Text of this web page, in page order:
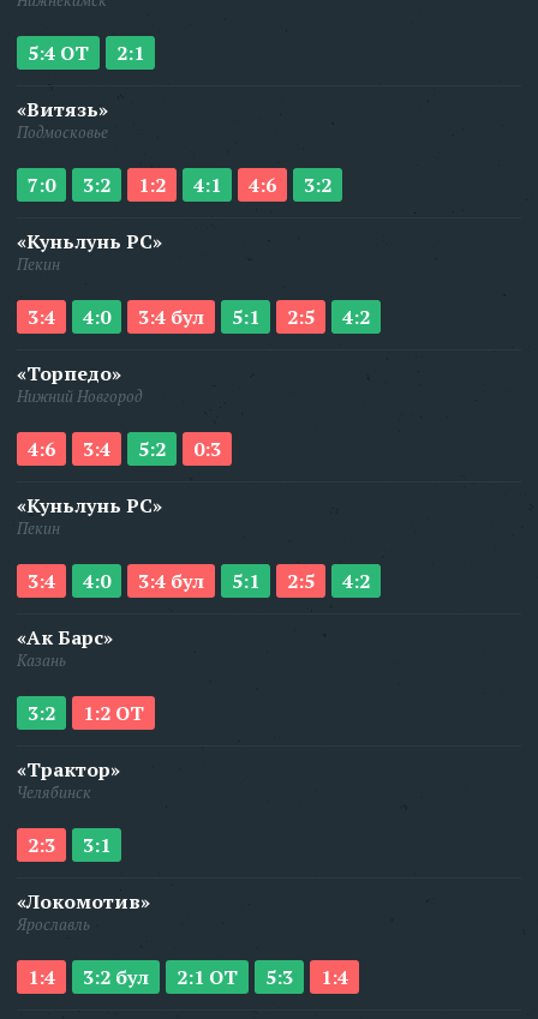
5:4 ОТ 2:1
«Витязь»
Подмосковье
7:0 3:2 1:2 4:1 4:6 3:2
«Куньлунь РС»
Пекин
3:4 4:0 3:4 бул 5:1 2:5 4:2
«Торпедо»
Нижний Новгород
4:6 3:4 5:2 0:3
«Куньлунь РС»
Пекин
3:4 4:0 3:4 бул 5:1 2:5 4:2
«Ак Барс»
Казань
3:2 1:2 ОТ
«Трактор»
Челябинск
2:3 3:1
«Локомотив»
Ярославль
1:4 3:2 бул 2:1 ОТ 5:3 1:4